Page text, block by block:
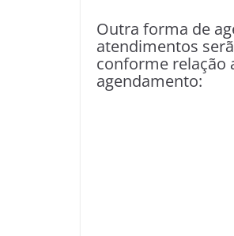
Outra forma de
atendimentos
conforme relação
agendamento: